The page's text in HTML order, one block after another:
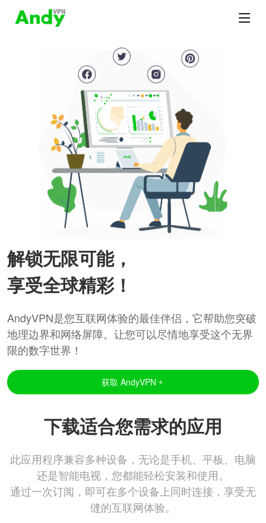
解锁无限可能，
享受全球精彩！
AndyVPN是您互联网体验的最佳伴侣，它帮助您突破
地理边界和网络屏障。让您可以尽情地享受这个无界
限的数字世界！
获取 AndyVPN
下载适合您需求的应用
此应用程序兼容多种设备，无论是手机、平板、电脑
还是智能电视，您都能轻松安装和使用。
通过一次订阅，即可在多个设备上同时连接，享受无
缝的互联网体验。